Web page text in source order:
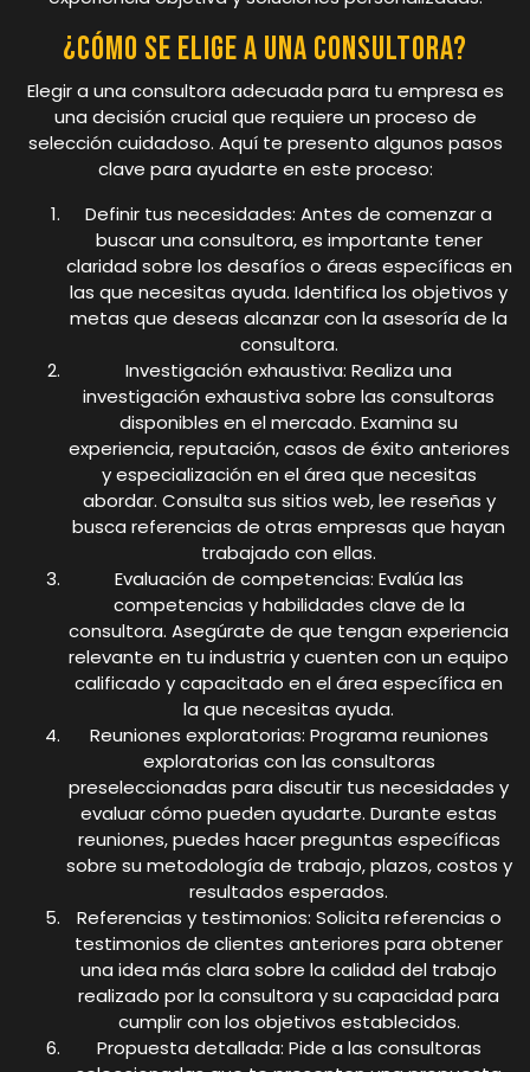
¿Cómo se elige a una consultora?
Elegir a una consultora adecuada para tu empresa es
una decisión crucial que requiere un proceso de
selección cuidadoso. Aquí te presento algunos pasos
clave para ayudarte en este proceso:
Definir tus necesidades: Antes de comenzar a
buscar una consultora, es importante tener
claridad sobre los desafíos o áreas específicas en
las que necesitas ayuda. Identifica los objetivos y
metas que deseas alcanzar con la asesoría de la
consultora.
Investigación exhaustiva: Realiza una
investigación exhaustiva sobre las consultoras
disponibles en el mercado. Examina su
experiencia, reputación, casos de éxito anteriores
y especialización en el área que necesitas
abordar. Consulta sus sitios web, lee reseñas y
busca referencias de otras empresas que hayan
trabajado con ellas.
Evaluación de competencias: Evalúa las
competencias y habilidades clave de la
consultora. Asegúrate de que tengan experiencia
relevante en tu industria y cuenten con un equipo
calificado y capacitado en el área específica en
la que necesitas ayuda.
Reuniones exploratorias: Programa reuniones
exploratorias con las consultoras
preseleccionadas para discutir tus necesidades y
evaluar cómo pueden ayudarte. Durante estas
reuniones, puedes hacer preguntas específicas
sobre su metodología de trabajo, plazos, costos y
resultados esperados.
Referencias y testimonios: Solicita referencias o
testimonios de clientes anteriores para obtener
una idea más clara sobre la calidad del trabajo
realizado por la consultora y su capacidad para
cumplir con los objetivos establecidos.
Propuesta detallada: Pide a las consultoras